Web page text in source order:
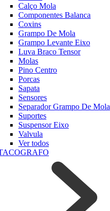
Calço Mola
Componentes Balanca
Coxins
Grampo De Mola
Grampo Levante Eixo
Luva Braco Tensor
Molas
Pino Centro
Porcas
Sapata
Sensores
Separador Grampo De Mola
Suportes
Suspensor Eixo
Valvula
Ver todos